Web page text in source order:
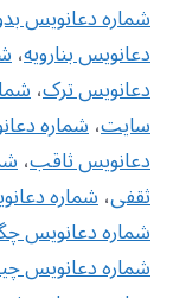
شماره دعانویس
دعانویس بنارویه،
دعانویس ترک،
سایت،شماره
دعانویس ثاقب،
ثقفی،شماره
شماره دعانویس
شماره دعانویس